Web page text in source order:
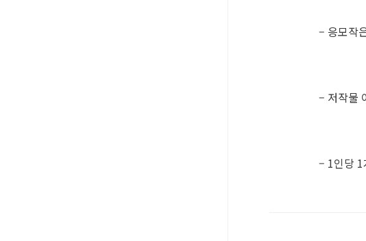
– 응모작
– 저작물
– 1인당 1